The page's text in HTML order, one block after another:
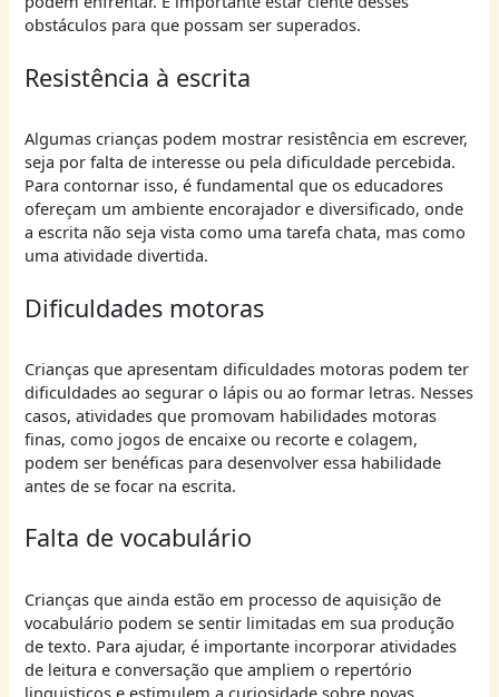
obstáculos para que possam ser superados.
Resistência à escrita
Algumas crianças podem mostrar resistência em escrever,
seja por falta de interesse ou pela dificuldade percebida.
Para contornar isso, é fundamental que os educadores
ofereçam um ambiente encorajador e diversificado, onde
a escrita não seja vista como uma tarefa chata, mas como
uma atividade divertida.
Dificuldades motoras
Crianças que apresentam dificuldades motoras podem ter
dificuldades ao segurar o lápis ou ao formar letras. Nesses
casos, atividades que promovam habilidades motoras
finas, como jogos de encaixe ou recorte e colagem,
podem ser benéficas para desenvolver essa habilidade
antes de se focar na escrita.
Falta de vocabulário
Crianças que ainda estão em processo de aquisição de
vocabulário podem se sentir limitadas em sua produção
de texto. Para ajudar, é importante incorporar atividades
de leitura e conversação que ampliem o repertório
linguisticos e estimulem a curiosidade sobre novas